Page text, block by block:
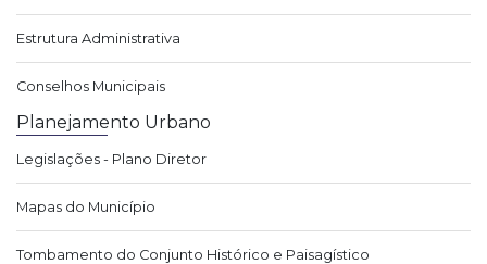
Estrutura Administrativa
Conselhos Municipais
Planejamento Urbano
Legislações - Plano Diretor
Mapas do Município
Tombamento do Conjunto Histórico e Paisagístico